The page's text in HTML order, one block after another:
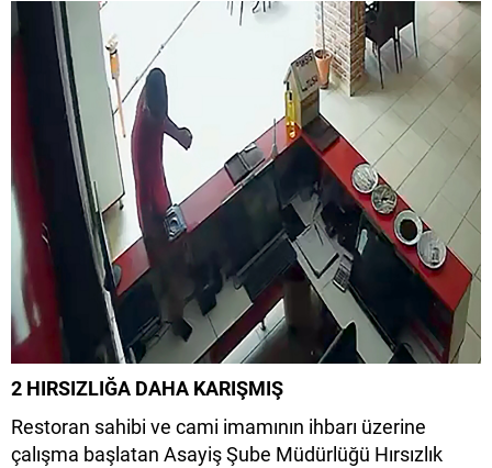
2 HIRSIZLIĞA DAHA KARIŞMIŞ
Restoran sahibi ve cami imamının ihbarı üzerine
çalışma başlatan Asayiş Şube Müdürlüğü Hırsızlık